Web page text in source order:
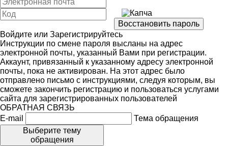
Войдите или Зарегистрируйтесь
Инструкции по смене пароля высланы на адрес
электронной почты, указанный Вами при регистрации.
Аккаунт, привязанный к указанному адресу электронной
почты, пока не активирован. На этот адрес было
отправлено письмо с инструкциями, следуя которым, вы
сможете закончить регистрацию и пользоваться услугами
сайта для зарегистрированных пользователей
ОБРАТНАЯ СВЯЗЬ
E-mail
Тема обращения
Выберите тему
обращения